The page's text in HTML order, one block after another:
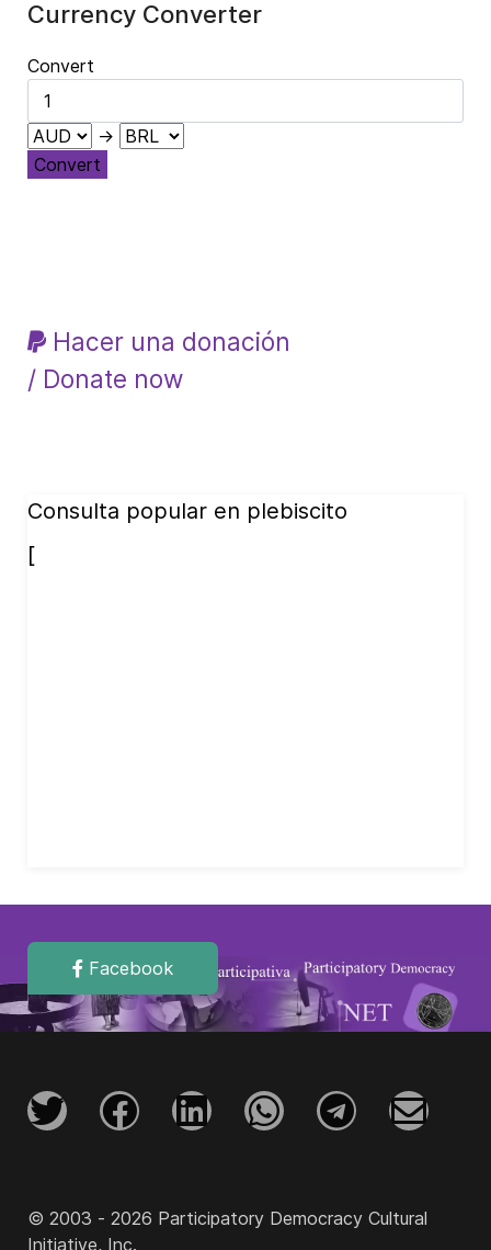
Currency Converter
Convert
→
Convert
Hacer una donación
/ Donate now
Consulta popular en plebiscito
[
Facebook
© 2003 - 2026 Participatory Democracy Cultural
Initiative, Inc.